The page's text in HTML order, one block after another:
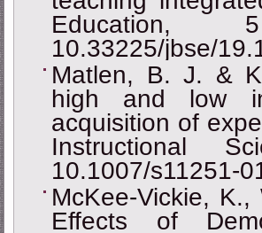
10.33225/jbse/
Matlen, B. J. &
high and low
acquisition of
Instructional
10.1007/s11251-
McKee-Vickie,
Effects of